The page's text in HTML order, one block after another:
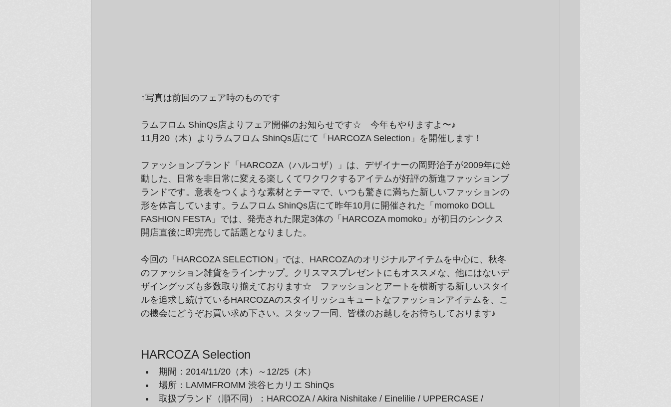
↑写真は前回のフェア時のものです
ラムフロム ShinQs店よりフェア開催のお知らせです☆　今年もやりますよ〜♪
11月20（木）よりラムフロム ShinQs店にて「HARCOZA Selection」を開催します！
ファッションブランド「HARCOZA（ハルコザ）」は、デザイナーの岡野治子が2009年に始
動した、日常を非日常に変える楽しくてワクワクするアイテムが好評の新進ファッションブ
ランドです。意表をつくような素材とテーマで、いつも驚きに満ちた新しいファッションの
形を体言しています。ラムフロム ShinQs店にて昨年10月に開催された「momoko DOLL
FASHION FESTA」では、発売された限定3体の「HARCOZA momoko」が初日のシンクス
開店直後に即完売して話題となりました。
今回の「HARCOZA SELECTION」では、HARCOZAのオリジナルアイテムを中心に、秋冬
のファッション雑貨をラインナップ。クリスマスプレゼントにもオススメな、他にはないデ
ザイングッズも多数取り揃えております☆　ファッションとアートを横断する新しいスタイ
ルを追求し続けているHARCOZAのスタイリッシュキュートなファッションアイテムを、こ
の機会にどうぞお買い求め下さい。スタッフ一同、皆様のお越しをお待ちしております♪
HARCOZA Selection
期間：2014/11/20（木）～12/25（木）
場所：LAMMFROMM 渋谷ヒカリエ ShinQs
取扱ブランド（順不同）：HARCOZA / Akira Nishitake / Einelilie / UPPERCASE /